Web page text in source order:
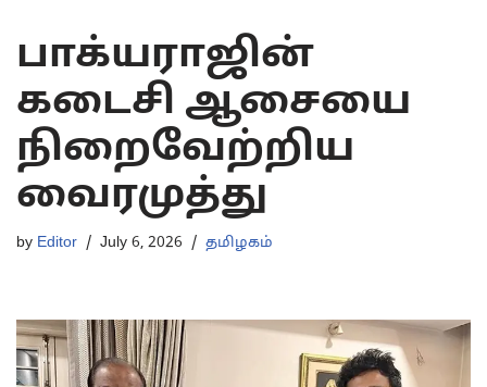
பாக்யராஜின்
கடைசி ஆசையை
நிறைவேற்றிய
வைரமுத்து
by Editor July 6, 2026 தமிழகம்